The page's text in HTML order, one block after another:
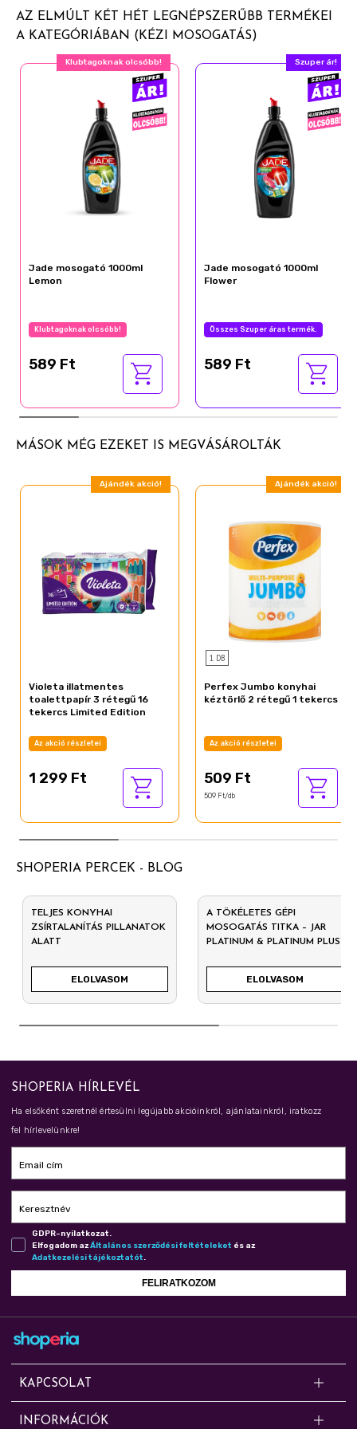
Alkalmas a mindennapi konyhai eszközök
mosogatásához: a poharaktól kezdve a fazekakon át
Kellemes illatot áraszt a mosogató körül a
mosogatás során
AZ ELMÚLT KÉT HÉT LEGNÉPSZERŰBB TERMÉKEI
A KATEGÓRIÁBAN (KÉZI MOSOGATÁS)
Klubtagoknak olcsóbb!
Jade mosogató 1000ml
Lemon
Klubtagoknak olcsóbb!
589 Ft
Szuper ár!
Jade mosogató 1000ml
Flower
Összes Szuper áras termék.
589 Ft
MÁSOK MÉG EZEKET IS MEGVÁSÁROLTÁK
Ajándék akció!
Violeta illatmentes
toalettpapír 3 rétegű 16
tekercs Limited Edition
Az akció részletei
1 299 Ft
Ajándék akció!
1 DB
Perfex Jumbo konyhai
kéztörlő 2 rétegű 1 tekercs
Az akció részletei
509 Ft
509 Ft/db
SHOPERIA PERCEK - BLOG
TELJES KONYHAI
ZSÍRTALANÍTÁS PILLANATOK
ALATT
ELOLVASOM
A TÖKÉLETES GÉPI
MOSOGATÁS TITKA – JAR
PLATINUM & PLATINUM PLUS
ELOLVASOM
SHOPERIA HÍRLEVÉL
Ha elsőként szeretnél értesülni legújabb akcióinkról, ajánlatainkról, iratkozz
fel hírlevelünkre!
Email cím
Keresztnév
GDPR-nyilatkozat.
Elfogadom azÁl­ta­lá­nos szer­ző­dé­si fel­té­te­le­ket és az
Adat­ke­ze­lé­si tá­jé­koz­ta­tót.
FELIRATKOZOM
KAPCSOLAT
Kérdésed van? Segítünk!
INFORMÁCIÓK